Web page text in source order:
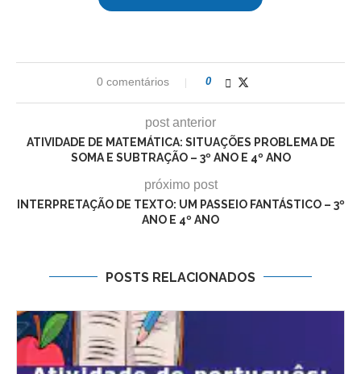
0 comentários 0
post anterior
ATIVIDADE DE MATEMÁTICA: SITUAÇÕES PROBLEMA DE
SOMA E SUBTRAÇÃO – 3º ANO E 4º ANO
próximo post
INTERPRETAÇÃO DE TEXTO: UM PASSEIO FANTÁSTICO – 3º
ANO E 4º ANO
POSTS RELACIONADOS